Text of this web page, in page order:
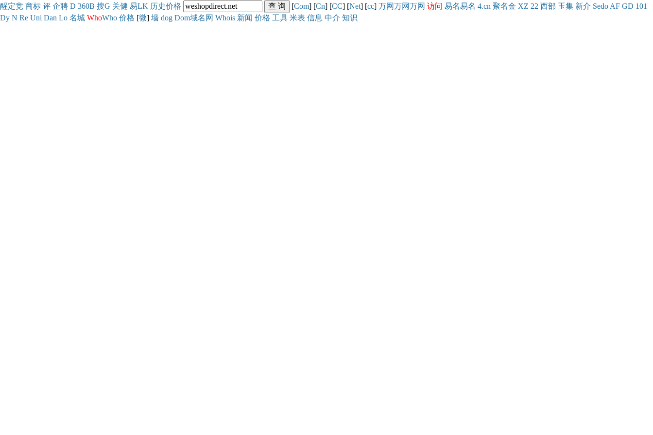
醒定竞 商标 评 企聘 D 360B 搜G 关健 易LK 历史价格 [Com] [Cn] [CC] [Net] [cc] 万网万网万网 访问 易名易名 4.cn 聚名金 XZ 22 西部 玉集 新介 Sedo AF GD 101
Dy N Re Uni Dan Lo 名城 WhoWho 价格 [微] 墙 dog Dom域名网 Whois 新闻 价格 工具 米表 信息 中介 知识